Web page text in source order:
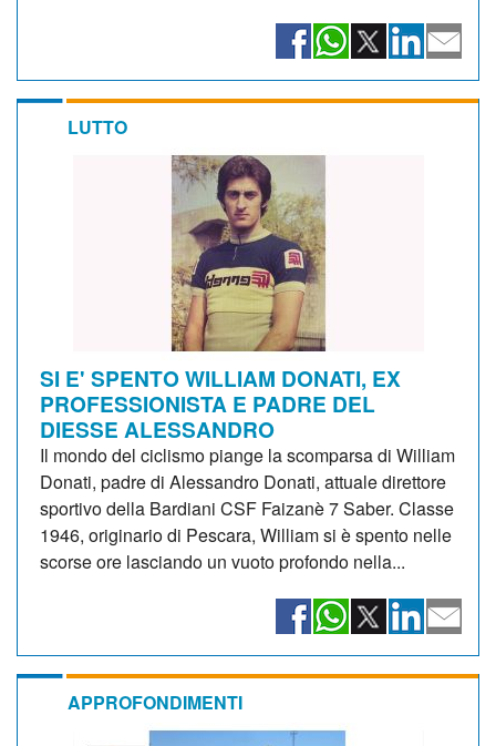
LUTTO
SI E' SPENTO WILLIAM DONATI, EX
PROFESSIONISTA E PADRE DEL
DIESSE ALESSANDRO
Il mondo del ciclismo piange la scomparsa di William
Donati, padre di Alessandro Donati, attuale direttore
sportivo della Bardiani CSF Faizanè 7 Saber. Classe
1946, originario di Pescara, William si è spento nelle
scorse ore lasciando un vuoto profondo nella...
APPROFONDIMENTI